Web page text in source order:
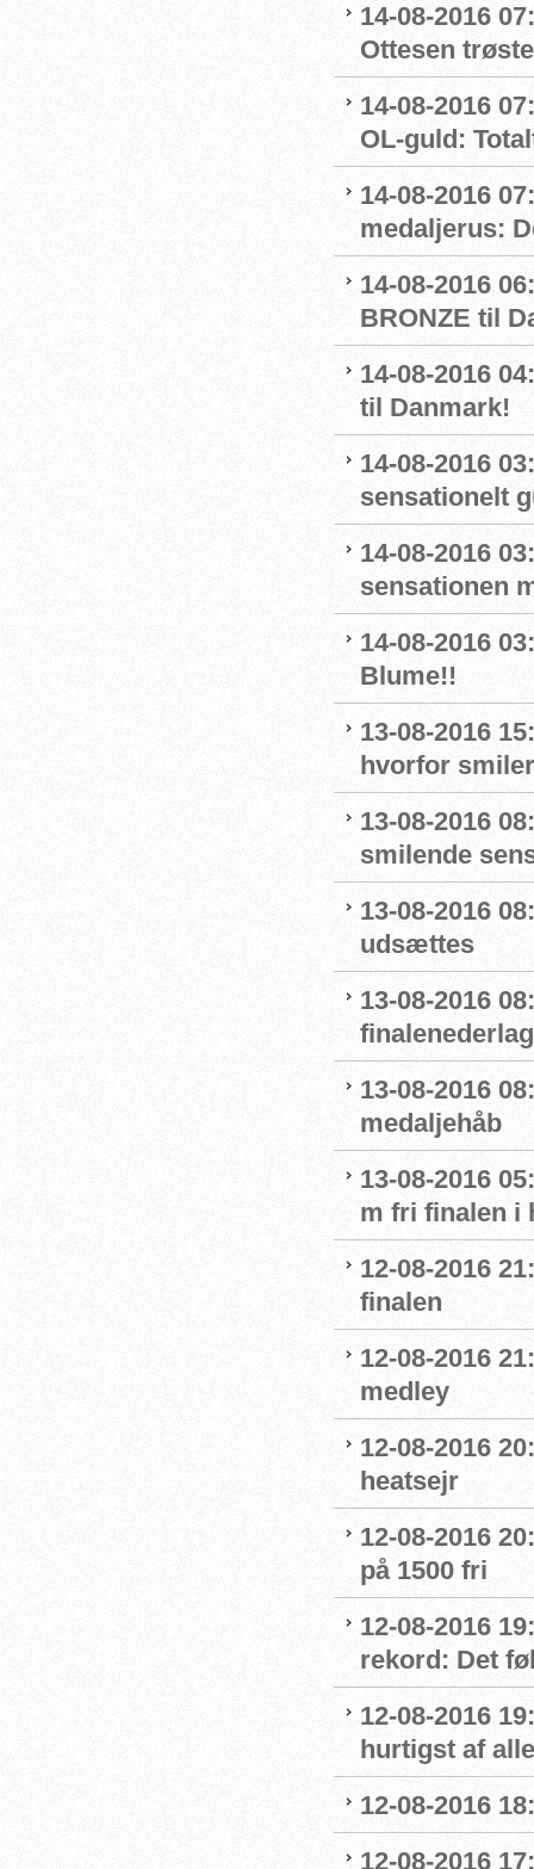
14-08-2016
Ottesen
14-08-2016
OL-guld:
14-08-2016
medaljerus:
14-08-2016
BRONZE til
14-08-2016
til Danmark!
14-08-2016
sensationelt
14-08-2016
sensationen
14-08-2016
Blume!!
13-08-2016
hvorfor
13-08-2016
smilende
13-08-2016
udsættes
13-08-2016
finalenederlag
13-08-2016
medaljehåb
13-08-2016
m fri finalen i
12-08-2016
finalen
12-08-2016
medley
12-08-2016
heatsejr
12-08-2016
på 1500 fri
12-08-2016
rekord: Det
12-08-2016
hurtigst af
12-08-2016
12-08-2016